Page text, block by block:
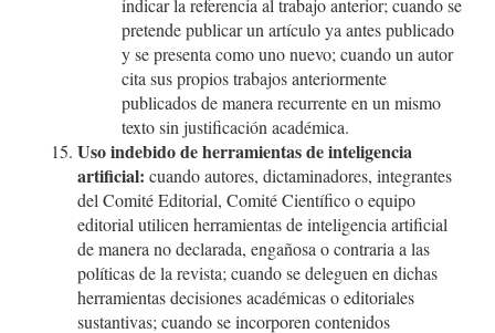
indicar la referencia al trabajo anterior; cuando se
pretende publicar un artículo ya antes publicado
y se presenta como uno nuevo; cuando un autor
cita sus propios trabajos anteriormente
publicados de manera recurrente en un mismo
texto sin justificación académica.
Uso indebido de herramientas de inteligencia
artificial: cuando autores, dictaminadores, integrantes
del Comité Editorial, Comité Científico o equipo
editorial utilicen herramientas de inteligencia artificial
de manera no declarada, engañosa o contraria a las
políticas de la revista; cuando se deleguen en dichas
herramientas decisiones académicas o editoriales
sustantivas; cuando se incorporen contenidos